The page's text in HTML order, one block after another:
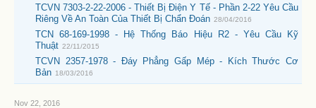
TCVN 7303-2-22-2006 - Thiết Bị Điện Y Tế - Phần 2-22 Yêu Cầu
Riêng Về An Toàn Của Thiết Bị Chẩn Đoán 28/04/2016
TCN 68-169-1998 - Hệ Thống Báo Hiệu R2 - Yêu Cầu Kỹ
Thuật 22/11/2015
TCVN 2357-1978 - Đáy Phẳng Gấp Mép - Kích Thước Cơ
Bản 18/03/2016
Nov 22, 2016